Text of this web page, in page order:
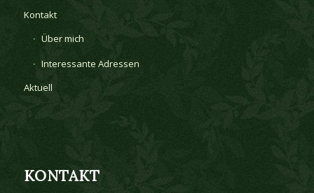
Kontakt
Über mich
Interessante Adressen
Aktuell
KONTAKT